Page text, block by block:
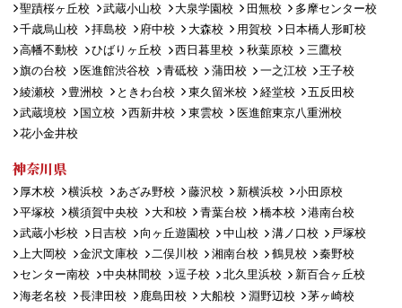
聖蹟桜ヶ丘校
武蔵小山校 大泉学園校 田無校
多摩センター校
千歳烏山校
拝島校 府中校 大森校 用賀校
日本橋人形町校
高幡不動校
ひばりヶ丘校 西日暮里校 秋葉原校
三鷹校
旗の台校
医進館渋谷校 青砥校 蒲田校 一之江校
王子校
綾瀬校
豊洲校 ときわ台校 東久留米校 経堂校
五反田校
武蔵境校
国立校 西新井校 東雲校
医進館東京八重洲校
花小金井校
神奈川県
厚木校 横浜校 あざみ野校 藤沢校 新横浜校
小田原校
平塚校
横須賀中央校 大和校 青葉台校 橋本校
港南台校
武蔵小杉校
日吉校 向ヶ丘遊園校 中山校 溝ノ口校
戸塚校
上大岡校
金沢文庫校 二俣川校 湘南台校 鶴見校
秦野校
センター南校
中央林間校 逗子校 北久里浜校
新百合ヶ丘校
海老名校
長津田校 鹿島田校 大船校 淵野辺校
茅ヶ崎校